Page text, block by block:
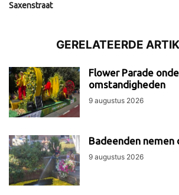
Saxenstraat
GERELATEERDE
Flower Parade
omstandigheden
9 augustus 2026
Badeenden nemen
9 augustus 2026